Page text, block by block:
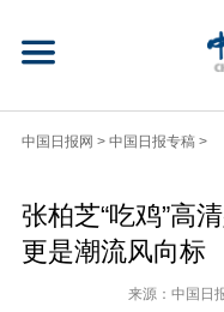
中国日报网 > 中国日报专稿 >
张柏芝“吃鸡”高
更是潮流风向标
来源：中国日